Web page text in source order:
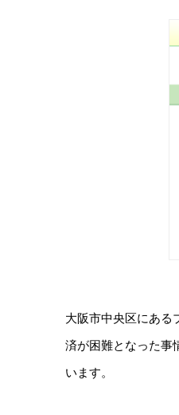
大阪市中央区にある
済が困難となった事
います。